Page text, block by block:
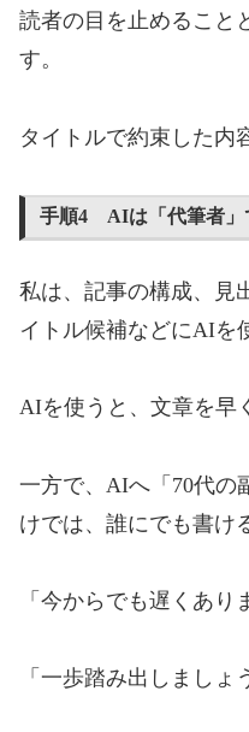
読者の目を止めること
す。
タイトルで約束した内
手順4 AIは「代筆者」
私は、記事の構成、見
イトル候補などにAIを
AIを使うと、文章を早
一方で、AIへ「70代の
けでは、誰にでも書け
「今からでも遅くあり
「一歩踏み出しましょ